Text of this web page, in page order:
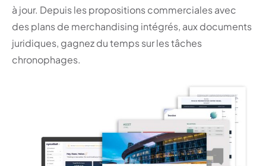
à jour. Depuis les propositions commerciales avec
des plans de merchandising intégrés, aux documents
juridiques, gagnez du temps sur les tâches
chronophages.